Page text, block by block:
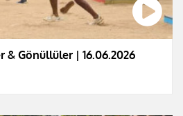
& Gönüllüler | 16.06.2026